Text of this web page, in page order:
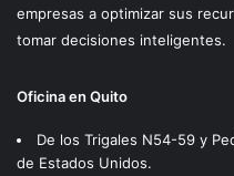
empresas a optimizar sus
tomar decisiones inteligentes.
Oficina en Quito
De los Trigales N54-59 y
de Estados Unidos.